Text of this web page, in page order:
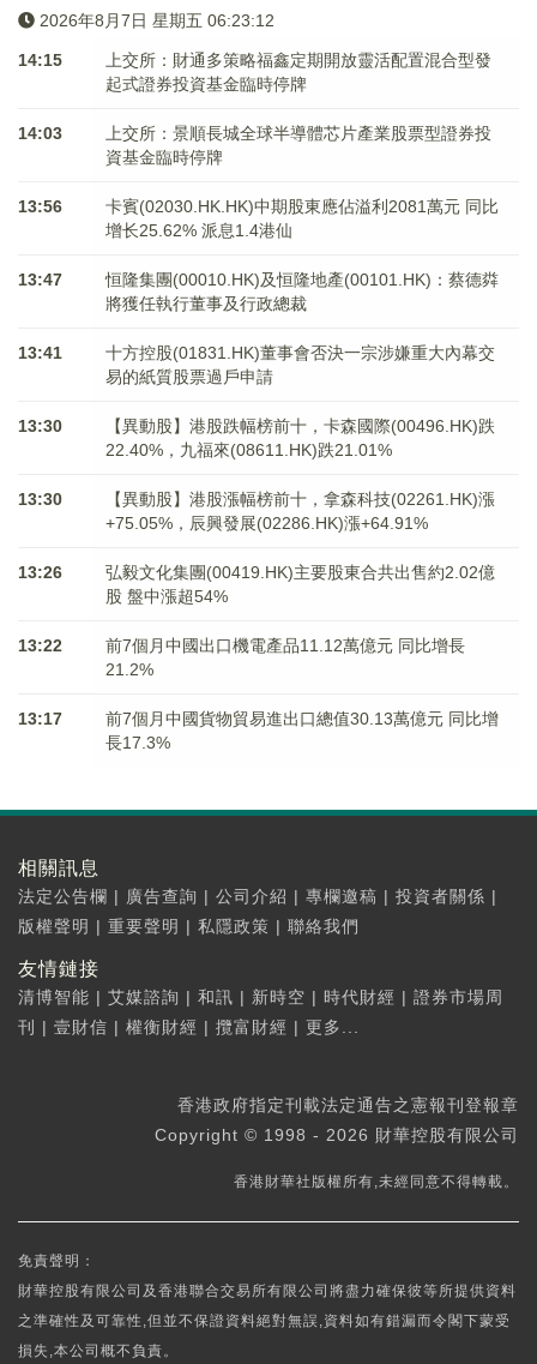
2026年8月7日 星期五 06:23:12
14:15
上交所：財通多策略福鑫定期開放靈活配置混合型發
起式證券投資基金臨時停牌
14:03
上交所：景順長城全球半導體芯片產業股票型證券投
資基金臨時停牌
13:56
卡賓(02030.HK.HK)中期股東應佔溢利2081萬元 同比
增长25.62% 派息1.4港仙
13:47
恒隆集團(00010.HK)及恒隆地產(00101.HK)：蔡德粦
將獲任執行董事及行政總裁
13:41
十方控股(01831.HK)董事會否決一宗涉嫌重大內幕交
易的紙質股票過戶申請
13:30
【異動股】港股跌幅榜前十，卡森國際(00496.HK)跌
22.40%，九福來(08611.HK)跌21.01%
13:30
【異動股】港股漲幅榜前十，拿森科技(02261.HK)漲
+75.05%，辰興發展(02286.HK)漲+64.91%
13:26
弘毅文化集團(00419.HK)主要股東合共出售約2.02億
股 盤中漲超54%
13:22
前7個月中國出口機電產品11.12萬億元 同比增長
21.2%
13:17
前7個月中國貨物貿易進出口總值30.13萬億元 同比增
長17.3%
相關訊息
法定公告欄 | 廣告查詢 | 公司介紹 | 專欄邀稿 | 投資者關係 |
版權聲明 | 重要聲明 | 私隱政策 | 聯絡我們
友情鏈接
清博智能 | 艾媒諮詢 | 和訊 | 新時空 | 時代財經 | 證券市場周
刊
| 壹財信 | 權衡財經 | 攬富財經 | 更多...
香港政府指定刊載法定通告之憲報刊登報章
Copyright © 1998 - 2026 財華控股有限公司
香港財華社版權所有,未經同意不得轉載。
免責聲明：
財華控股有限公司及香港聯合交易所有限公司將盡力確保彼等所提供資料
之準確性及可靠性,但並不保證資料絕對無誤,資料如有錯漏而令閣下蒙受
損失,本公司概不負責。